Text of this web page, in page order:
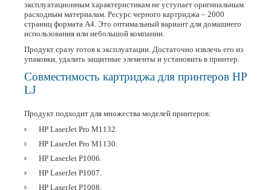
эксплуатационным характеристикам не уступает оригинальным
расходным материалам. Ресурс черного картриджа – 2000
страниц формата А4. Это оптимальный вариант для домашнего
использования или небольшой компании.
Продукт сразу готов к эксплуатации. Достаточно извлечь его из
упаковки, удалить защитные элементы и установить в принтер.
Совместимость картриджа для принтеров HP
LJ
Продукт подходит для множества моделей принтеров:
HP LaserJet Pro M1132.
HP LaserJet Pro M1130.
HP LaserJet P1006.
HP LaserJet P1007.
HP LaserJet P1008.